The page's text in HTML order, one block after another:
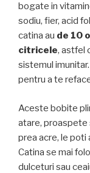
bogate in
sodiu, fier, acid
catina au de 10
citricele, astfel
sistemul
pentru a te
Aceste bobite
atare, proaspete
prea acre, le poti
Catina se mai
dulceturi sau